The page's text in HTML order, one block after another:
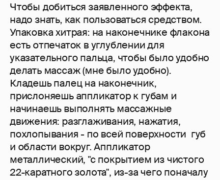
Чтобы добиться заявленного эффекта,
надо знать, как пользоваться средством.
Упаковка хитрая: на наконечнике флакона
есть отпечаток в углублении для
указательного пальца, чтобы было удобно
делать массаж (мне было удобно).
Кладешь палец на наконечник,
прислоняешь аппликатор к губам и
начинаешь выполнять массажные
движения: разглаживания, нажатия,
похлопывания - по всей поверхности губ
и области вокруг. Аппликатор
металлический, "с покрытием из чистого
22-каратного золота", из-за чего поначалу